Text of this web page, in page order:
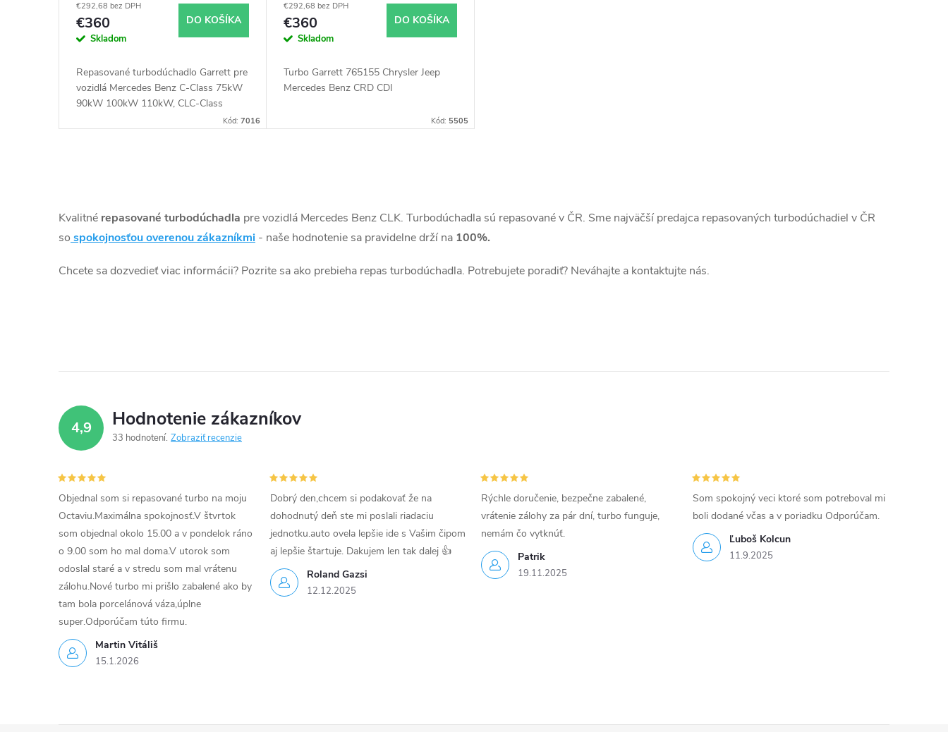
o
k
o
v
€292,68 bez DPH
€360
Skladom
DO KOŠÍKA
Repasované turbodúchadlo Garrett pre
vozidlá Mercedes Benz C-Class 75kW
90kW 100kW 110kW, CLC-Class
90kW 110kW, CLK 100kW 110kW, E-
Kód:7016
€292,68 bez DPH
€360
Skladom
DO KOŠÍKA
Turbo Garrett 765155 Chrysler Jeep
Mercedes Benz CRD CDI
Kód: 5505
v
l
á
i
e
p
v
k
y
v
ý
p
i
u
Kvalitné repasované turbodúchadla pre vozidlá Mercedes Benz CLK. Turbodúchadla sú repasované v ČR. Sme najväčší predajca repasovaných turbodúchadiel v ČR
so spokojnosťou overenou zákazníkmi - naše hodnotenie sa pravidelne drží na 100%.
Chcete sa dozvedieť viac informácii? Pozrite sa ako prebieha repas turbodúchadla. Potrebujete poradiť? Neváhajte a kontaktujte nás.
4,9 Hodnotenie zákazníkov
33 hodnotení Zobraziť recenzie
Martin Vitáliš
15.1.2026
Objednal som si repasované turbo na moju
Octaviu.Maximálna spokojnosť.V štvrtok
som objednal okolo 15.00 a v pondelok ráno
o 9.00 som ho mal doma.V utorok som
odoslal staré a v stredu som mal vrátenu
zálohu.Nové turbo mi prišlo zabalené ako by
tam bola porcelánová váza,úplne
super.Odporúčam túto firmu.
Roland Gazsi
12.12.2025
Dobrý den,chcem si podakovať že na
dohodnutý deň ste mi poslali riadaciu
jednotku.auto ovela lepšie ide s Vašim čipom
aj lepšie štartuje. Dakujem len tak dalej 👍
Patrik
19.11.2025
Rýchle doručenie, bezpečne zabalené,
vrátenie zálohy za pár dní, turbo funguje,
nemám čo vytknúť.
Ľuboš Kolcun
11.9.2025
Som spokojný veci ktoré som potreboval mi
boli dodané včas a v poriadku Odporúčam.